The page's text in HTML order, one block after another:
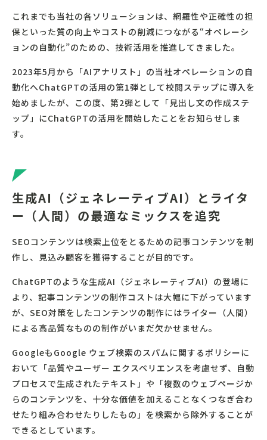
これまでも当社の各ソリューションは、網羅性や正確性の担
保といった質の向上やコストの削減につながる“オペレーシ
ョンの自動化”のための、技術活用を推進してきました。
2023年5月から「AIアナリスト」の当社オペレーションの自
動化へChatGPTの活用の第1弾として校閲ステップに導入を
始めましたが、この度、第2弾として「見出し文の作成ステ
ップ」にChatGPTの活用を開始したことをお知らせしま
す。
生成AI（ジェネレーティブAI）とライタ
ー（人間）の最適なミックスを追究
SEOコンテンツは検索上位をとるための記事コンテンツを制
作し、見込み顧客を獲得することが目的です。
ChatGPTのような生成AI（ジェネレーティブAI）の登場に
より、記事コンテンツの制作コストは大幅に下がっています
が、SEO対策をしたコンテンツの制作にはライター（人間）
による高品質なものの制作がいまだ欠かせません。
Googleも Google ウェブ検索のスパムに関するポリシーに
おいて「品質やユーザー エクスペリエンスを考慮せず、自動
プロセスで生成されたテキスト」や「複数のウェブページか
らのコンテンツを、十分な価値を加えることなくつなぎ合わ
せたり組み合わせたりしたもの」を検索から除外することが
できるとしています。